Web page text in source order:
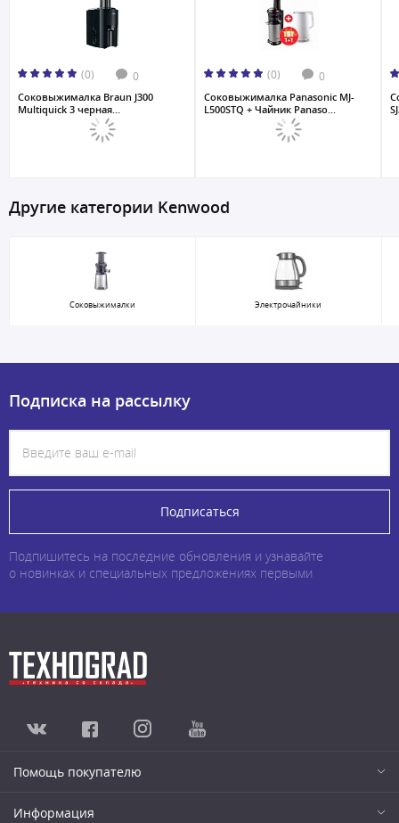
(0) 0
Соковыжималкa Braun J300
Multiquick 3 черная...
(0) 0
Соковыжималка Panasonic MJ-
L500STQ + Чайник Panaso...
Другие категории Kenwood
Соковыжималки Электрочайники
Подписка на рассылку
Подписаться
Подпишитесь на последние обновления и узнавайте
о новинках и специальных предложениях первыми
Помощь покупателю
Информация